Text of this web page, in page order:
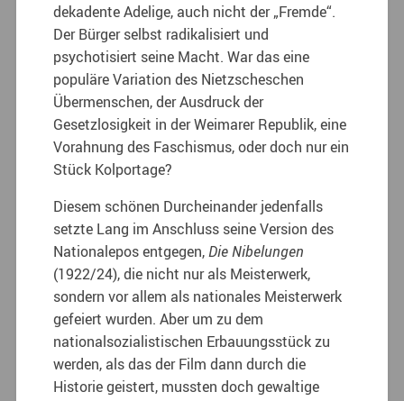
dekadente Adelige, auch nicht der „Fremde“.
Der Bürger selbst radikalisiert und
psychotisiert seine Macht. War das eine
populäre Variation des Nietzscheschen
Übermenschen, der Ausdruck der
Gesetzlosigkeit in der Weimarer Republik, eine
Vorahnung des Faschismus, oder doch nur ein
Stück Kolportage?
Diesem schönen Durcheinander jedenfalls
setzte Lang im Anschluss seine Version des
Nationalepos entgegen,Die Nibelungen
(1922/24), die nicht nur als Meisterwerk,
sondern vor allem als nationales Meisterwerk
gefeiert wurden. Aber um zu dem
nationalsozialistischen Erbauungsstück zu
werden, als das der Film dann durch die
Historie geistert, mussten doch gewaltige